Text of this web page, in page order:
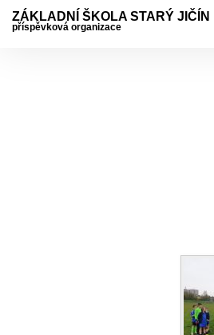
ZÁKLADNÍ ŠKOLA STARÝ JIČÍN
příspěvková organizace